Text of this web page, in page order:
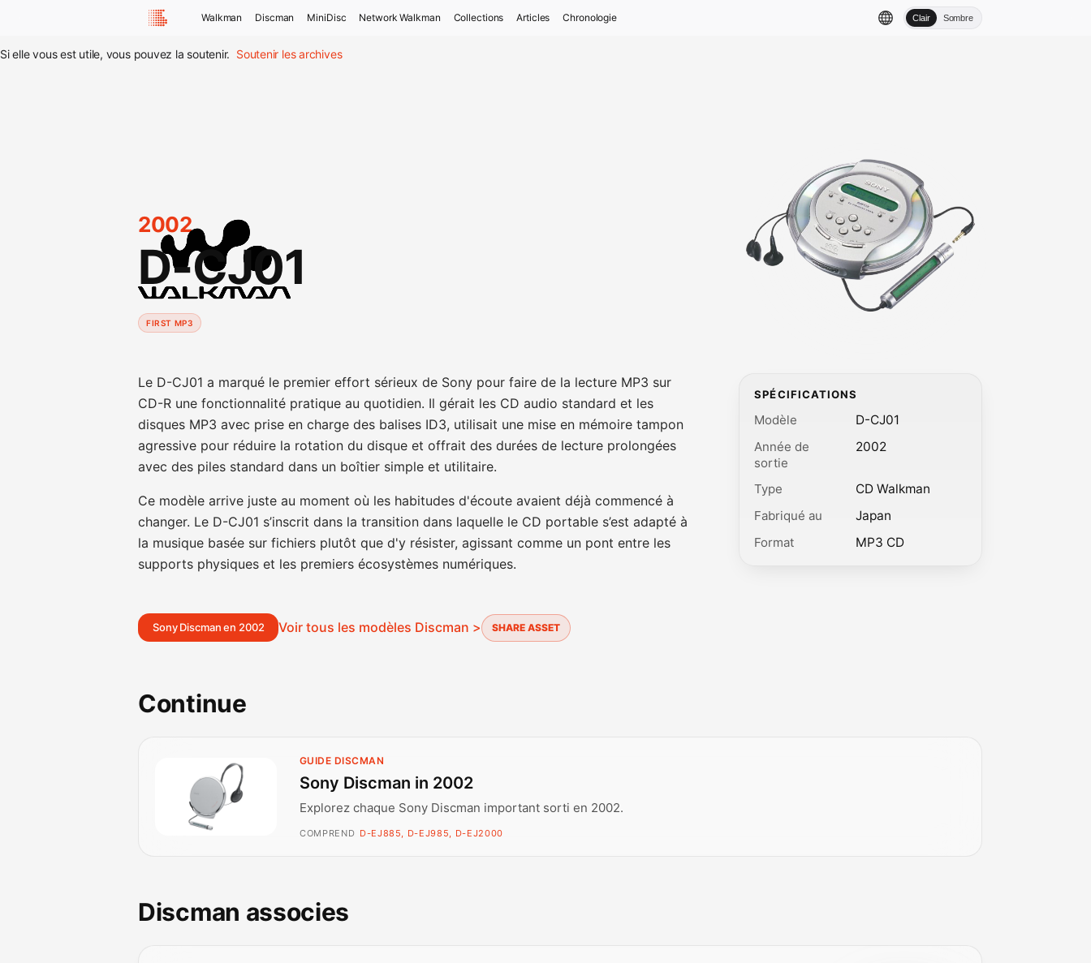
Walkman Discman MiniDisc Network Walkman Collections Articles Chronologie Clair Sombre
Si elle vous est utile, vous pouvez la soutenir. Soutenir les archives
2002
D-CJ01
FIRST MP3
Le D-CJ01 a marqué le premier effort sérieux de Sony pour faire de la lecture MP3 sur
CD-R une fonctionnalité pratique au quotidien. Il gérait les CD audio standard et les
disques MP3 avec prise en charge des balises ID3, utilisait une mise en mémoire tampon
agressive pour réduire la rotation du disque et offrait des durées de lecture prolongées
avec des piles standard dans un boîtier simple et utilitaire.
Ce modèle arrive juste au moment où les habitudes d'écoute avaient déjà commencé à
changer. Le D-CJ01 s’inscrit dans la transition dans laquelle le CD portable s’est adapté à
la musique basée sur fichiers plutôt que d'y résister, agissant comme un pont entre les
supports physiques et les premiers écosystèmes numériques.
Sony Discman en 2002 Voir tous les modèles Discman > SHARE ASSET
SPÉCIFICATIONS
Modèle
D-CJ01
Année de
sortie
2002
Type
CD Walkman
Fabriqué au
Japan
Format
MP3 CD
Continue
GUIDE DISCMAN
Sony Discman in 2002
Explorez chaque Sony Discman important sorti en 2002.
COMPREND D-EJ885, D-EJ985, D-EJ2000
Discman associes